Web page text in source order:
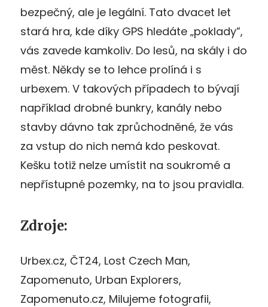
bezpečný, ale je legální. Tato dvacet let
stará hra, kde díky GPS hledáte „poklady”,
vás zavede kamkoliv. Do lesů, na skály i do
měst. Někdy se to lehce prolíná i s
urbexem. V takových případech to bývají
například drobné bunkry, kanály nebo
stavby dávno tak zprůchodněné, že vás
za vstup do nich nemá kdo peskovat.
Kešku totiž nelze umístit na soukromé a
nepřístupné pozemky, na to jsou pravidla.
Zdroje:
Urbex.cz, ČT24, Lost Czech Man,
Zapomenuto, Urban Explorers,
Zapomenuto.cz, Milujeme fotografii,